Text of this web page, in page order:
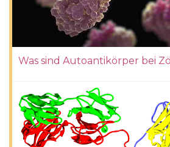
Was sind Autoantikörper bei